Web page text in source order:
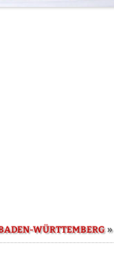
WÜRTTEMBERG»